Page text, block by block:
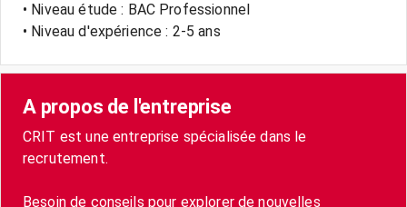
• Niveau étude : BAC Professionnel
• Niveau d'expérience : 2-5 ans
A propos de l'entreprise
CRIT est une entreprise spécialisée dans le
recrutement.
Besoin de conseils pour explorer de nouvelles